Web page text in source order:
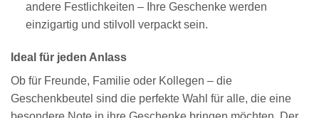
andere Festlichkeiten – Ihre Geschenke werden
einzigartig und stilvoll verpackt sein.
Ideal für jeden Anlass
Ob für Freunde, Familie oder Kollegen – die
Geschenkbeutel sind die perfekte Wahl für alle, die eine